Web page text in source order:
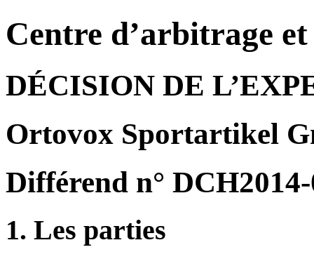
Centre d’arbitrage
DÉCISION DE
Ortovox Sportartikel
Différend n°
1. Les parties